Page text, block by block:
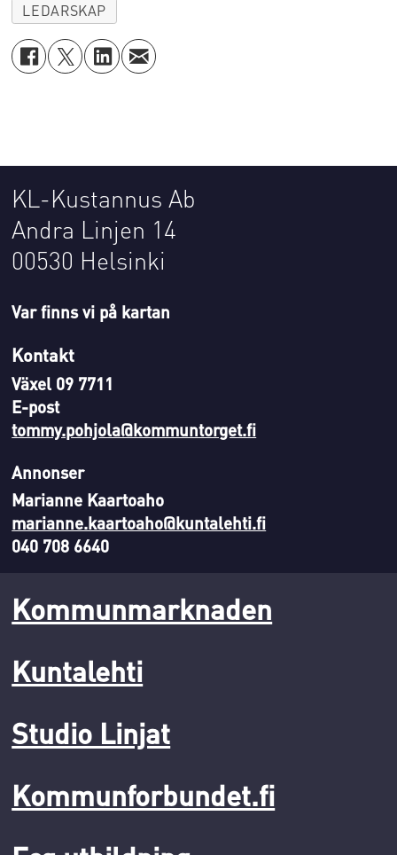
LEDARSKAP
KL-Kustannus Ab
Andra Linjen 14
00530 Helsinki
Var finns vi på kartan
Kontakt
Växel 09 7711
E-post
tommy.pohjola@kommuntorget.fi
Annonser
Marianne Kaartoaho
marianne.kaartoaho@kuntalehti.fi
040 708 6640
Kommunmarknaden
Kuntalehti
Studio Linjat
Kommunforbundet.fi